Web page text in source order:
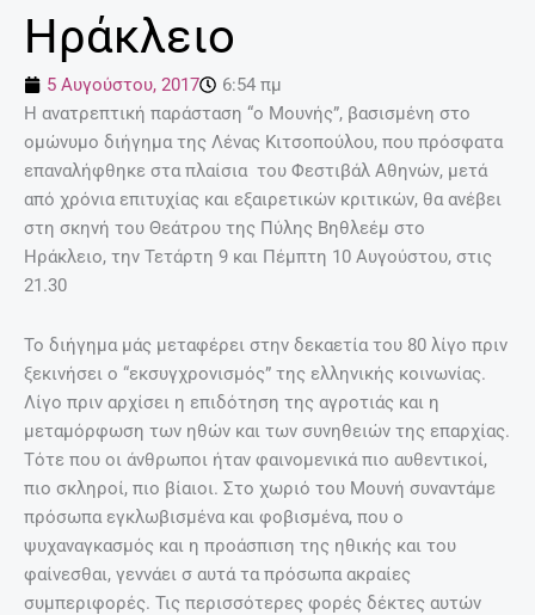
Ηράκλειο
5 Αυγούστου, 2017
6:54 πμ
Η ανατρεπτική παράσταση “ο Μουνής”, βασισμένη στο
ομώνυμο διήγημα της Λένας Κιτσοπούλου, που πρόσφατα
επαναλήφθηκε στα πλαίσια του Φεστιβάλ Αθηνών, μετά
από χρόνια επιτυχίας και εξαιρετικών κριτικών, θα ανέβει
στη σκηνή του Θεάτρου της Πύλης Βηθλεέμ στο
Ηράκλειο, την Τετάρτη 9 και Πέμπτη 10 Αυγούστου, στις
21.30
Το διήγημα μάς μεταφέρει στην δεκαετία του 80 λίγο πριν
ξεκινήσει ο “εκσυγχρονισμός” της ελληνικής κοινωνίας.
Λίγο πριν αρχίσει η επιδότηση της αγροτιάς και η
μεταμόρφωση των ηθών και των συνηθειών της επαρχίας.
Τότε που οι άνθρωποι ήταν φαινομενικά πιο αυθεντικοί,
πιο σκληροί, πιο βίαιοι. Στο χωριό του Μουνή συναντάμε
πρόσωπα εγκλωβισμένα και φοβισμένα, που ο
ψυχαναγκασμός και η προάσπιση της ηθικής και του
φαίνεσθαι, γεννάει σ αυτά τα πρόσωπα ακραίες
συμπεριφορές. Τις περισσότερες φορές δέκτες αυτών